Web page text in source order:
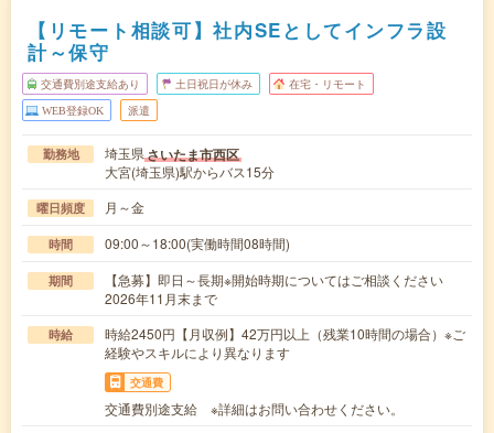
【リモート相談可】社内SEとしてインフラ設
計～保守
交通費別途支給あり 土日祝日が休み 在宅・リモート
WEB登録OK 派遣
勤務地 埼玉県さいたま市西区
大宮(埼玉県)駅からバス15分
曜日頻度 月～金
時間 09:00～18:00(実働時間08時間)
期間
【急募】即日～長期※開始時期についてはご相談ください
2026年11月末まで
時給
時給2450円【月収例】42万円以上（残業10時間の場合）※ご
経験やスキルにより異なります
交通費
交通費別途支給 ※詳細はお問い合わせください。